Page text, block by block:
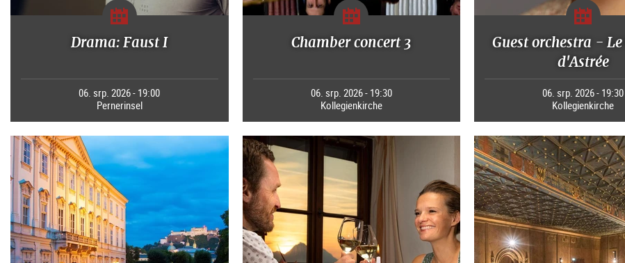
Drama: Faust I
06. srp. 2026 - 19:00
Pernerinsel
Chamber concert 3
06. srp. 2026 - 19:30
Kollegienkirche
Guest orchestra -
d'Astrée
06. srp. 2026 - 19:30
Kollegienkirche